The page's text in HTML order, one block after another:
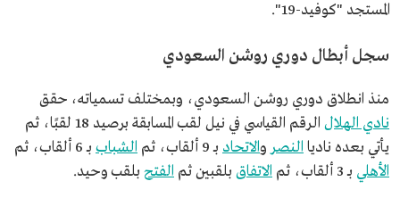
المستجد "كوفيد-19".
سجل أبطال دوري روشن السعودي
منذ انطلاق دوري روشن السعودي، وبمختلف تسمياته، حقق
نادي الهلال
الرقم القياسي في نيل لقب المسابقة برصيد 18 لقبًا، ثم
يأتي بعده ناديا النصر والاتحاد بـ 9 ألقاب، ثم الشباب بـ 6 ألقاب، ثم
الأهلي بـ 3 ألقاب، ثم الاتفاق بلقبين ثم الفتح بلقب وحيد.